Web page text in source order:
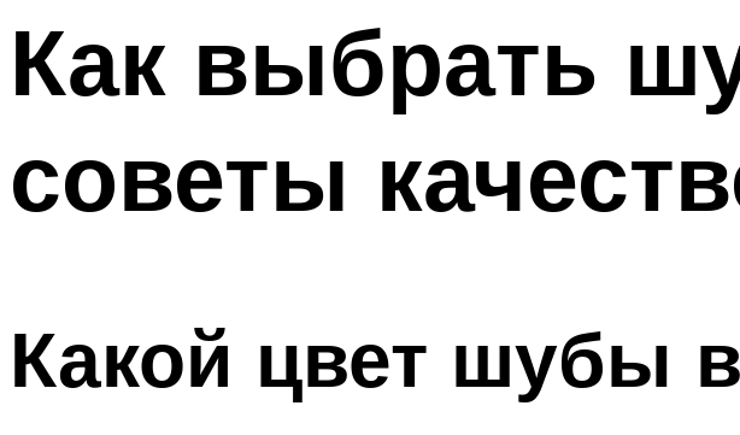
Как выбрать
советы
Какой цвет шубы